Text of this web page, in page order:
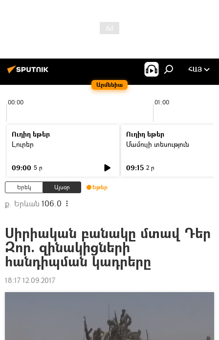
Արմենիա
ՀԱՅ
00:00 01:00
Ուղիղ եթեր
Լուրեր
09:00 5 ր
Ուղիղ եթեր
Մամուլի տեսություն
09:15 2 ր
Երեկ Այսօր Եթեր
ք. Երևան 106.0
Սիրիական բանակը մտավ Դեր
Զոր. զինակիցների
հանդիպման կադրերը
18:17 12.09.2017